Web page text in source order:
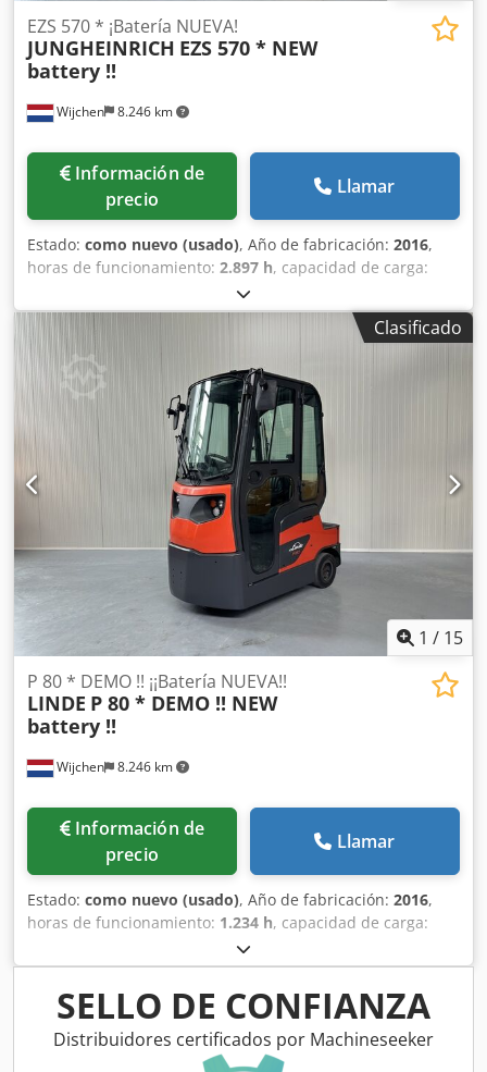
Wijchen 8.246 km
EZS 570 * ¡Batería NUEVA!
JUNGHEINRICH EZS 570 * NEW
battery !!
Información de
precio
Llamar
Estado: como nuevo (usado), Año de fabricación: 2016,
horas de funcionamiento: 2.897 h, capacidad de carga:
, tipo de combustible:
modelo: JUNGHEINRICH EZS 570 Dsdpfxszq T Uyj Ahgock
Tractor de arrastre ID: 24072.0087 Categoría: Usado
Capacidad: 7000 kg Año: 2016 Horas: 2897 horas Batería:
Completamente NUEVA * 48v / 375Ah * Año de fabricación
2026 Opciones: ¡¡Cabina completa!! ¡¡Sistema de cambio
rápido lateral para la batería!!
Clasificado
1 / 15
Wijchen 8.246 km
P 80 * DEMO !! ¡¡Batería NUEVA!!
LINDE P 80 * DEMO !! NEW
battery !!
Información de
precio
Llamar
Estado: como nuevo (usado), Año de fabricación: 2016,
horas de funcionamiento: 1.234 h, capacidad de carga:
, tipo de combustible:
modelo: LINDE P 80 (1191) Tractor de arrastre ID:
24073.0301 Cat.: Demo Capacidad: 8000 kg Dsdpfezq T
Utsx Ahgock Año: 2016 Horas: 1234 horas Batería:
COMPLETAMENTE NUEVA * 48V / 375Ah * Año 2026
Opciones: Cabina COMPLETA!! CALEFACCIÓN!! Estado
SELLO DE CONFIANZA
Distribuidores certificados por Machineseeker